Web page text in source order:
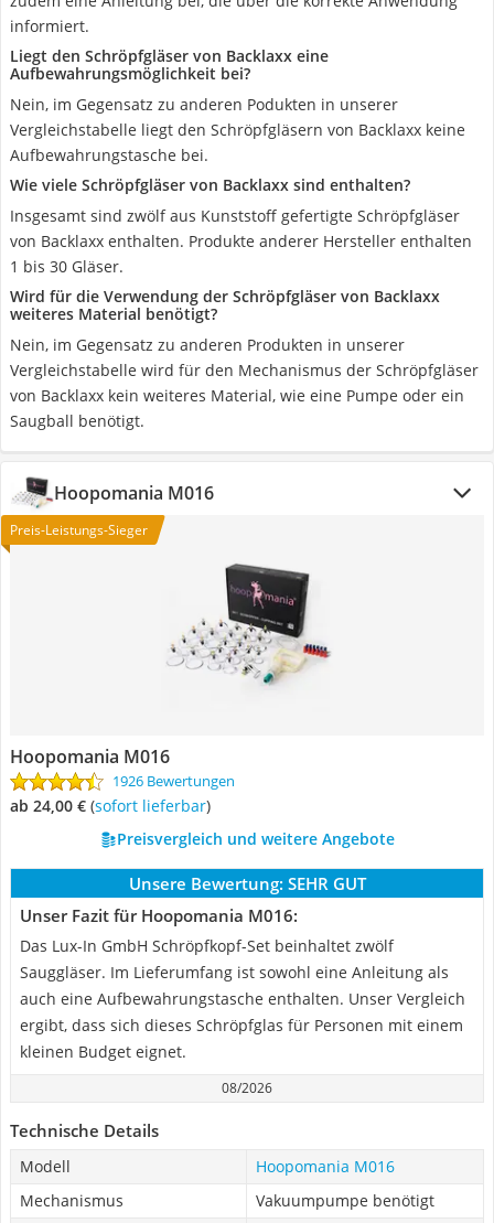
informiert.
Liegt den Schröpfgläser von Backlaxx eine
Aufbewahrungsmöglichkeit bei?
Nein, im Gegensatz zu anderen Podukten in unserer
Vergleichstabelle liegt den Schröpfgläsern von Backlaxx keine
Aufbewahrungstasche bei.
Wie viele Schröpfgläser von Backlaxx sind enthalten?
Insgesamt sind zwölf aus Kunststoff gefertigte Schröpfgläser
von Backlaxx enthalten. Produkte anderer Hersteller enthalten
1 bis 30 Gläser.
Wird für die Verwendung der Schröpfgläser von Backlaxx
weiteres Material benötigt?
Nein, im Gegensatz zu anderen Produkten in unserer
Vergleichstabelle wird für den Mechanismus der Schröpfgläser
von Backlaxx kein weiteres Material, wie eine Pumpe oder ein
Saugball benötigt.
Hoopomania M016
Preis-Leistungs-Sieger
Hoopomania M016
1926 Bewertungen
ab 24,00 € ( Sofort lieferbar)
Preisvergleich und weitere Angebote
Unsere Bewertung: SEHR GUT
Unser Fazit für Hoopomania M016:
Das Lux-In GmbH Schröpfkopf-Set beinhaltet zwölf
Sauggläser. Im Lieferumfang ist sowohl eine Anleitung als
auch eine Aufbewahrungstasche enthalten. Unser Vergleich
ergibt, dass sich dieses Schröpfglas für Personen mit einem
kleinen Budget eignet.
08/2026
Technische Details
Modell
Hoopomania M016
Mechanismus
Vakuumpumpe benötigt